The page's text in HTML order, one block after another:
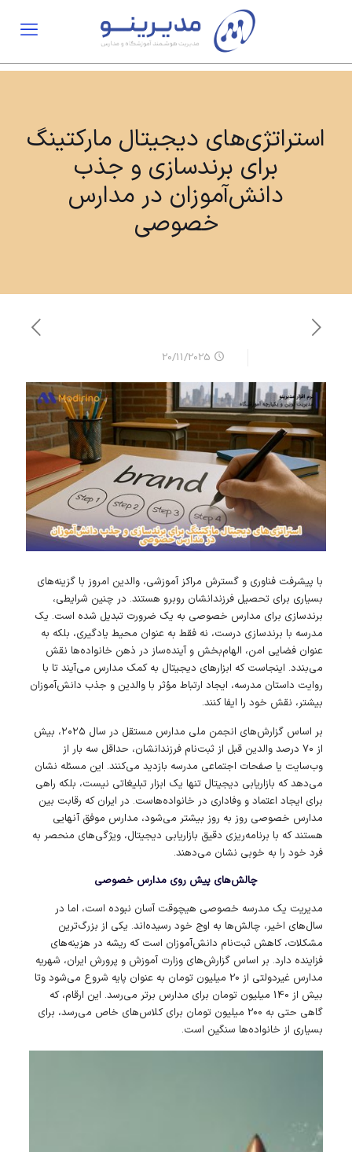
استراتژی‌های دیجیتال مارکتینگ
برای برندسازی و جذب
دانش‌آموزان در مدارس
خصوصی
20/11/2025
با پیشرفت فناوری و گسترش مراکز آموزشی، والدین امروز با گزینه‌های
بسیاری برای تحصیل فرزندانشان روبرو هستند. در چنین شرایطی،
برندسازی برای مدارس خصوصی به یک ضرورت تبدیل شده است. یک
مدرسه با برندسازی درست، نه فقط به عنوان محیط یادگیری، بلکه به
عنوان فضایی امن، الهام‌بخش و آینده‌ساز در ذهن خانواده‌ها نقش
می‌بندد. اینجاست که ابزارهای دیجیتال به کمک مدارس می‌آیند تا با
روایت داستان مدرسه، ایجاد ارتباط مؤثر با والدین و جذب دانش‌آموزان
بیشتر، نقش خود را ایفا کنند.
بر اساس گزارش‌های انجمن ملی مدارس مستقل در سال ۲۰۲۵، بیش
از ۷۰ درصد والدین قبل از ثبت‌نام فرزندانشان، حداقل سه بار از
وب‌سایت یا صفحات اجتماعی مدرسه بازدید می‌کنند. این مسئله نشان
می‌دهد که بازاریابی دیجیتال تنها یک ابزار تبلیغاتی نیست، بلکه راهی
برای ایجاد اعتماد و وفاداری در خانواده‌هاست. در ایران که رقابت بین
مدارس خصوصی روز به روز بیشتر می‌شود، مدارس موفق آنهایی
هستند که با برنامه‌ریزی دقیق بازاریابی دیجیتال، ویژگی‌های منحصر به
فرد خود را به خوبی نشان می‌دهند.
چالش‌های پیش روی مدارس خصوصی
مدیریت یک مدرسه خصوصی هیچوقت آسان نبوده است، اما در
سال‌های اخیر، چالش‌ها به اوج خود رسیده‌اند. یکی از بزرگ‌ترین
مشکلات، کاهش ثبت‌نام دانش‌آموزان است که ریشه در هزینه‌های
فزاینده دارد. بر اساس گزارش‌های وزارت آموزش و پرورش ایران، شهریه
مدارس غیردولتی از 20 میلیون تومان به عنوان پایه شروع می‌شود وتا
بیش از 140 میلیون تومان برای مدارس برتر می‌رسد. این ارقام، که
گاهی حتی به 200 میلیون تومان برای کلاس‌های خاص می‌رسد، برای
بسیاری از خانواده‌ها سنگین است.